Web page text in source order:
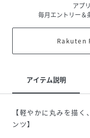
アプ
毎月エントリー＆
Rakuten
アイテム説明
【軽やかに丸みを描
ンツ】